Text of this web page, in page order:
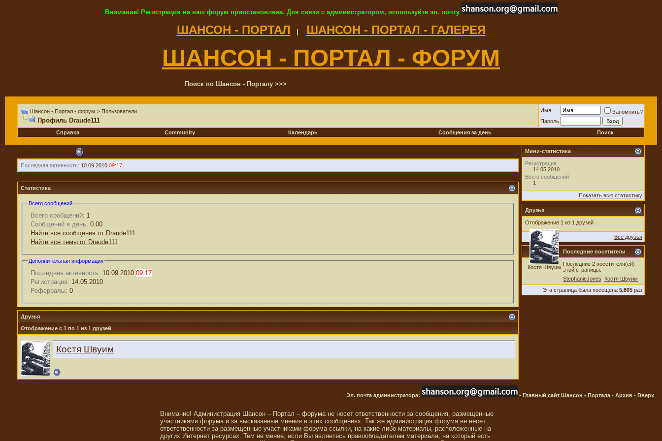
Внимание! Регистрация на наш форум приостановлена. Для связи с администратором, используйте эл. почту
ШАНСОН - ПОРТАЛ ШАНСОН - ПОРТАЛ - ГАЛЕРЕЯ
ШАНСОН - ПОРТАЛ - ФОРУМ
Поиск по Шансон - Порталу >>>
Шансон - Портал - форум > Пользователи
Профиль Draude111
Имя
Запомнить?
Пароль
Справка
Community Календарь Сообщения за день Поиск
Последняя активность: 10.09.2010 09:17
Статистика
Всего сообщений
Всего сообщений: 1
Сообщений в день: 0.00
Найти все сообщения от Draude111
Найти все темы от Draude111
Дополнительная информация
Последняя активность: 10.09.2010 09:17
Регистрация: 14.05.2010
Реферралы: 0
Друзья
Отображение с 1 по 1 из 1 друзей
Костя Швуим
Мини-статистика
Регистрация
14.05.2010
Всего сообщений
1
Показать всю статистику
Друзья
Отображение 1 из 1 друзей
Костя Швуим
Все друзья
Последние посетители
Последние 2 посетителя(ей)
этой страницы:
StephanieJones
Костя Швуим
Эта страница была посещена 5,805 раз
Эл. почта администратора: - Главный сайт Шансон - Портала - Архив - Вверх
Внимание! Администрация Шансон – Портал – форума не несет ответственности за сообщения, размещенные
участниками форума и за высказанные мнения в этих сообщениях. Так же администрация форума не несет
ответственности за размещенные участниками форума ссылки, на какие либо материалы, расположенные на
других Интернет ресурсах. Тем не менее, если Вы являетесь правообладателем материала, на который есть